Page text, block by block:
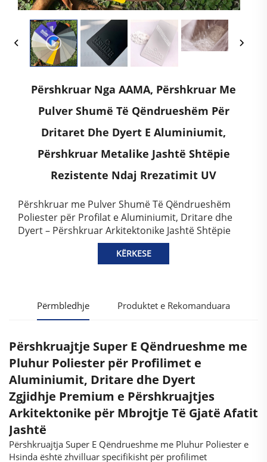
Përshkruar Nga AAMA, Përshkruar Me
Pulver Shumë Të Qëndrueshëm Për
Dritaret Dhe Dyert E Aluminiumit,
Përshkruar Metalike Jashtë Shtëpie
Rezistente Ndaj Rrezatimit UV
Përshkruar me Pulver Shumë Të Qëndrueshëm
Poliester për Profilat e Aluminiumit, Dritare dhe
Dyert – Përshkruar Arkitektonike Jashtë Shtëpie
KËRKESE
Përmbledhje Produktet e Rekomanduara
Përshkruajtje Super E Qëndrueshme me
Pluhur Poliester për Profilimet e
Aluminiumit, Dritare dhe Dyert
Zgjidhje Premium e Përshkruajtjes
Arkitektonike për Mbrojtje Të Gjatë Afatit
Jashtë
Përshkruajtja Super E Qëndrueshme me Pluhur Poliester e
Hsinda është zhvilluar specifikisht për profilimet